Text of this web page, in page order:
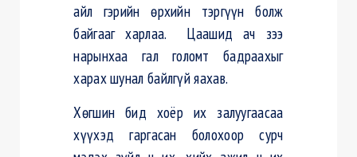
айл гэрийн өрхийн тэргүүн болж
байгааг харлаа. Цаашид ач зээ
нарынхаа гал голомт бадраахыг
харах шунал байлгүйяахав.
Хөгшин бид хоёр их залуугаасаа
хүүхэд гаргасан болохоор сурч